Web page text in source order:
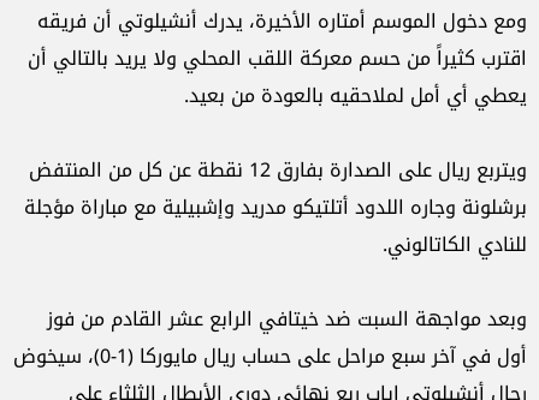
ومع دخول الموسم أمتاره الأخيرة، يدرك أنشيلوتي أن فريقه
اقترب كثيراً من حسم معركة اللقب المحلي ولا يريد بالتالي أن
يعطي أي أمل لملاحقيه بالعودة من بعيد.
ويتربع ريال على الصدارة بفارق 12 نقطة عن كل من المنتفض
برشلونة وجاره اللدود أتلتيكو مدريد وإشبيلية مع مباراة مؤجلة
للنادي الكاتالوني.
وبعد مواجهة السبت ضد خيتافي الرابع عشر القادم من فوز
أول في آخر سبع مراحل على حساب ريال مايوركا (1-0)، سيخوض